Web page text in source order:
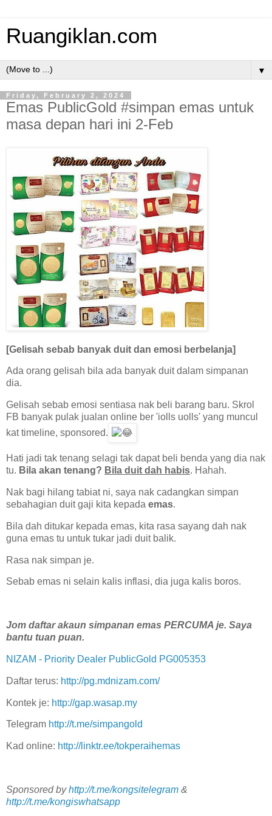
Ruangiklan.com
▼
Friday, February 2, 2024
Emas PublicGold #simpan emas untuk
masa depan hari ini 2-Feb
[Gelisah sebab banyak duit dan emosi berbelanja]
Ada orang gelisah bila ada banyak duit dalam simpanan
dia.
Gelisah sebab emosi sentiasa nak beli barang baru. Skrol
FB banyak pulak jualan online ber 'iolls uolls' yang muncul
kat timeline, sponsored.
Hati jadi tak tenang selagi tak dapat beli benda yang dia nak
tu. Bila akan tenang? Bila duit dah habis. Hahah.
Nak bagi hilang tabiat ni, saya nak cadangkan simpan
sebahagian duit gaji kita kepada emas.
Bila dah ditukar kepada emas, kita rasa sayang dah nak
guna emas tu untuk tukar jadi duit balik.
Rasa nak simpan je.
Sebab emas ni selain kalis inflasi, dia juga kalis boros.
Jom daftar akaun simpanan emas PERCUMA je. Saya
bantu tuan puan.
NIZAM - Priority Dealer PublicGold PG005353
Daftar terus: http://pg.mdnizam.com/
Kontek je: http://gap.wasap.my
Telegram http://t.me/simpangold
Kad online: http://linktr.ee/tokperaihemas
Sponsored byhttp://t.me/kongsitelegram &
http://t.me/kongiswhatsapp